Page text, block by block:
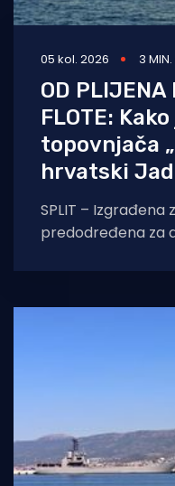
05 kol. 2026 3
OD PLIJENA
FLOTE:
topovnjača
hrvatski
SPLIT – Izgrađena
predodređena za
ponosno siječe